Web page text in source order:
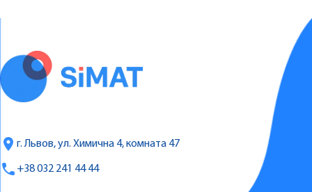
г. Львов, ул. Химична 4, комната 47
+38 032 241 44 44